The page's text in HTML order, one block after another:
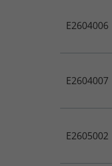
E2604006
E2604007
E2605002